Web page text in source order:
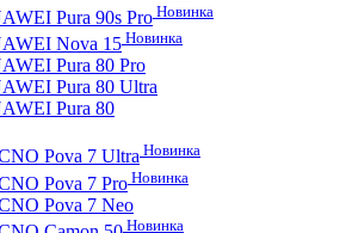
Pura 90s Pro Новинка
Nova 15 Новинка
Pura 80 Pro
Pura 80 Ultra
Pura 80
Pova 7 Ultra Новинка
Pova 7 Pro Новинка
Pova 7 Neo
Новинка